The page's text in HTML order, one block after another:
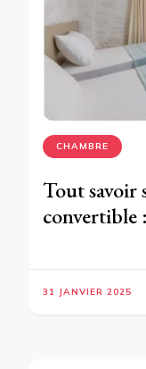
CHAMBRE
Tout savoir
convertible
31 JANVIER 2025